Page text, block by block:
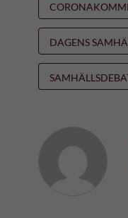
DAGENS